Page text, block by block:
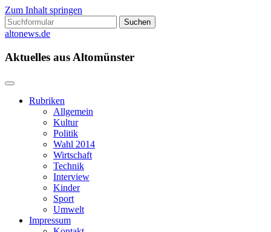
Zum Inhalt springen
Suchen
nach:
altonews.de
Aktuelles aus Altomünster
Rubriken
Allgemein
Kultur
Politik
Wahl 2014
Wirtschaft
Technik
Interview
Kinder
Sport
Umwelt
Impressum